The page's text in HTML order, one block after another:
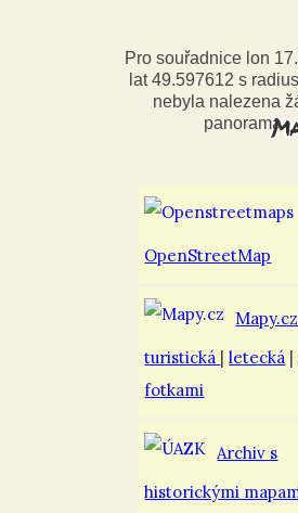
Pro souřadnice lon
lat 49.597612 s
nebyla nalezena
panorama
OpenStreetMap
turistická
|letecká
fotkami
Archiv s
historickými